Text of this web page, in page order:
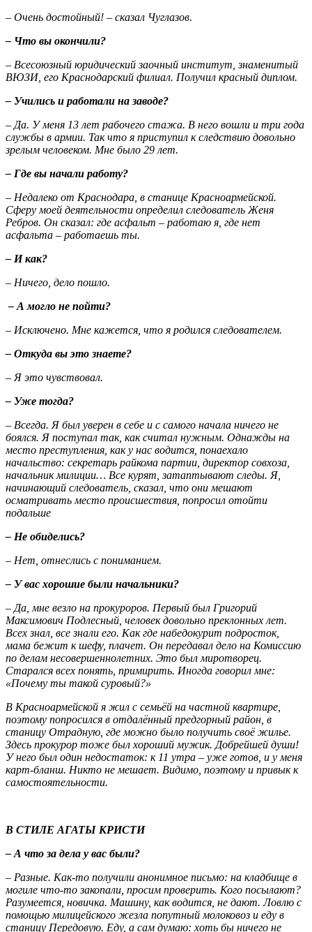
– Очень достойный! – сказал Чуглазов.
– Что вы окончили?
– Всесоюзный юридический заочный институт, знаменитый
ВЮЗИ, его Краснодарский филиал. Получил красный диплом.
– Учились и работали на заводе?
– Да. У меня 13 лет рабочего стажа. В него вошли и три года
службы в армии. Так что я приступил к следствию довольно
зрелым человеком. Мне было 29 лет.
– Где вы начали работу?
– Недалеко от Краснодара, в станице Красноармейской.
Сферу моей деятельности определил следователь Женя
Ребров. Он сказал: где асфальт – работаю я, где нет
асфальта – работаешь ты.
– И как?
– Ничего, дело пошло.
– А могло не пойти?
– Исключено. Мне кажется, что я родился следователем.
– Откуда вы это знаете?
– Я это чувствовал.
– Уже тогда?
– Всегда. Я был уверен в себе и с самого начала ничего не
боялся. Я поступал так, как считал нужным. Однажды на
место преступления, как у нас водится, понаехало
начальство: секретарь райкома партии, директор совхоза,
начальник милиции… Все курят, затаптывают следы. Я,
начинающий следователь, сказал, что они мешают
осматривать место происшествия, попросил отойти
подальше
– Не обиделись?
– Нет, отнеслись с пониманием.
– У вас хорошие были начальники?
– Да, мне везло на прокуроров. Первый был Григорий
Максимович Подлесный, человек довольно преклонных лет.
Всех знал, все знали его. Как где набедокурит подросток,
мама бежит к шефу, плачет. Он передавал дело на Комиссию
по делам несовершеннолетних. Это был миротворец.
Старался всех понять, примирить. Иногда говорил мне:
«Почему ты такой суровый?»
В Красноармейской я жил с семьёй на частной квартире,
поэтому попросился в отдалённый предгорный район, в
станицу Отрадную, где можно было получить своё жилье.
Здесь прокурор тоже был хороший мужик. Добрейшей души!
У него был один недостаток: к 11 утра – уже готов, и у меня
карт-бланш. Никто не мешает. Видимо, поэтому и привык к
самостоятельности.
В СТИЛЕ АГАТЫ КРИСТИ
– А что за дела у вас были?
– Разные. Как-то получили анонимное письмо: на кладбище в
могиле что-то закопали, просим проверить. Кого посылают?
Разумеется, новичка. Машину, как водится, не дают. Ловлю с
помощью милицейского жезла попутный молоковоз и еду в
станицу Передовую. Еду, а сам думаю: хоть бы ничего не